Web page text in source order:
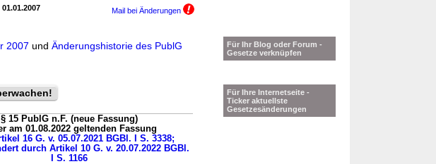
Mail bei Änderungen
2007 und Änderungshistorie des PublG
§ 15 PublG n.F. (neue Fassung)
am 01.08.2022 geltenden Fassung
16 G. v. 05.07.2021 BGBl. I S. 3338;
durch Artikel 10 G. v. 20.07.2022 BGBl.
I S. 1166
Für Ihr Blog oder Forum -
Gesetze verknüpfen
Für Ihre Internetseite -
Ticker aktuellste
Gesetzesänderungen